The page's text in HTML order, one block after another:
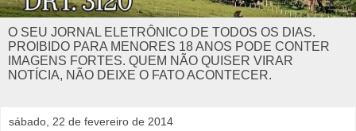
O SEU JORNAL ELETRÔNICO DE TODOS OS DIAS.
PROIBIDO PARA MENORES 18 ANOS PODE CONTER
IMAGENS FORTES. QUEM NÃO QUISER VIRAR
NOTÍCIA, NÃO DEIXE O FATO ACONTECER.
sábado, 22 de fevereiro de 2014